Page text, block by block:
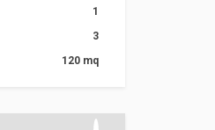
1
3
120 mq